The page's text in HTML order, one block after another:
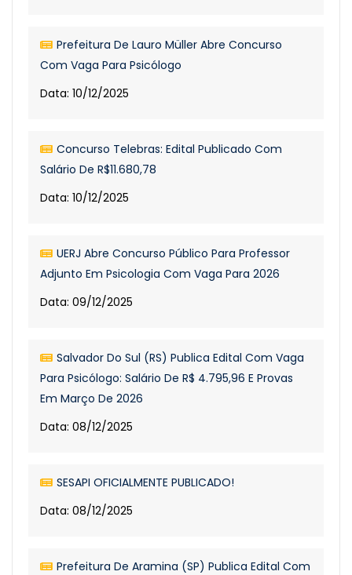
Prefeitura De Lauro Müller Abre Concurso
Com Vaga Para Psicólogo
Data: 10/12/2025
Concurso Telebras: Edital Publicado Com
Salário De R$11.680,78
Data: 10/12/2025
UERJ Abre Concurso Público Para Professor
Adjunto Em Psicologia Com Vaga Para 2026
Data: 09/12/2025
Salvador Do Sul (RS) Publica Edital Com Vaga
Para Psicólogo: Salário De R$ 4.795,96 E Provas
Em Março De 2026
Data: 08/12/2025
SESAPI OFICIALMENTE PUBLICADO!
Data: 08/12/2025
Prefeitura De Aramina (SP) Publica Edital Com